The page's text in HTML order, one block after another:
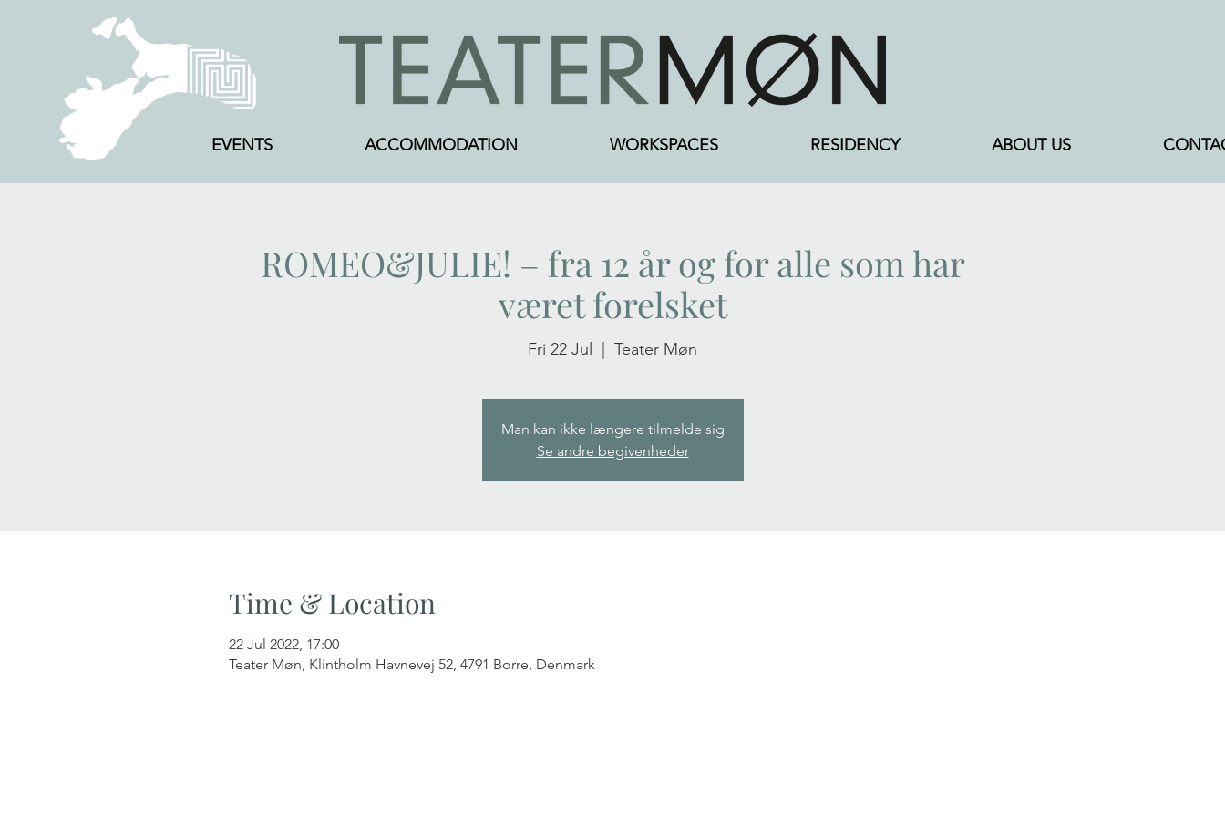
EVENTS ACCOMMODATION WORKSPACES RESIDENCY ABOUT US
ROMEO&JULIE! – fra 12 år og for alle som har
været forelsket
Fri 22 Jul Teater Møn
Man kan ikke længere tilmelde sig
Se andre begivenheder
Time & Location
22 Jul 2022, 17:00
Teater Møn, Klintholm Havnevej 52, 4791 Borre, Denmark